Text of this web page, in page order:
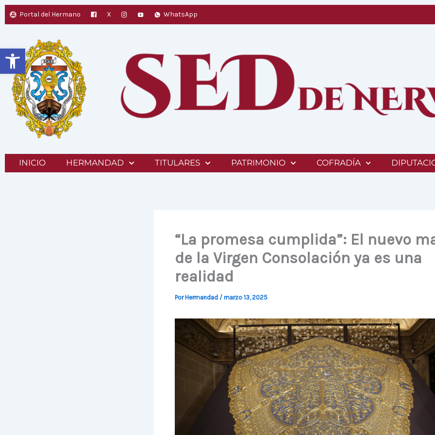
Abrir barra de herramientas
Portal del Hermano X WhatsApp
INICIO HERMANDAD TITULARES PATRIMONIO COFRADÍA
“La promesa cumplida”: El nuevo
de la Virgen Consolación ya es una
realidad
Por Hermandad / marzo 13, 2025